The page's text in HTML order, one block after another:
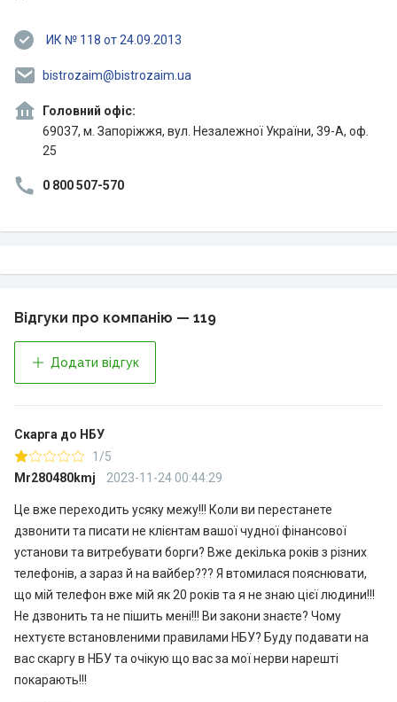
ИК № 118 от 24.09.2013
bistrozaim@bistrozaim.ua
Головний офіс:
69037, м. Запоріжжя, вул. Незалежної України, 39-А, оф.
25
0 800 507-570
Відгуки про компанію — 119
Додати відгук
Скарга до НБУ
1/5
Mr280480kmj
2023-11-24 00:44:29
Це вже переходить усяку межу!!! Коли ви перестанете
дзвонити та писати не клієнтам вашої чудної фінансової
установи та витребувати борги? Вже декілька років з різних
телефонів, а зараз й на вайбер??? Я втомилася пояснювати,
що мій телефон вже мій як 20 років та я не знаю цієї людини!!!
Не дзвонить та не пішить мені!!! Ви закони знаєте? Чому
нехтуєте встановленими правилами НБУ? Буду подавати на
вас скаргу в НБУ та очікую що вас за мої нерви нарешті
покарають!!!